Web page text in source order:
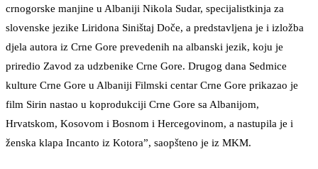
crnogorske manjine u Albaniji Nikola Sudar, specijalistkinja za
slovenske jezike Liridona Siništaj Doče, a predstavljena je i izložba
djela autora iz Crne Gore prevedenih na albanski jezik, koju je
priredio Zavod za udzbenike Crne Gore. Drugog dana Sedmice
kulture Crne Gore u Albaniji Filmski centar Crne Gore prikazao je
film Sirin nastao u koprodukciji Crne Gore sa Albanijom,
Hrvatskom, Kosovom i Bosnom i Hercegovinom, a nastupila je i
ženska klapa Incanto iz Kotora”, saopšteno je iz MKM.